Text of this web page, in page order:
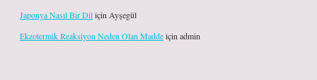
Japonya Nasıl Bir Diliçin Ayşegül
Ekzotermik Reaksiyon Neden Olan Maddeiçin admin